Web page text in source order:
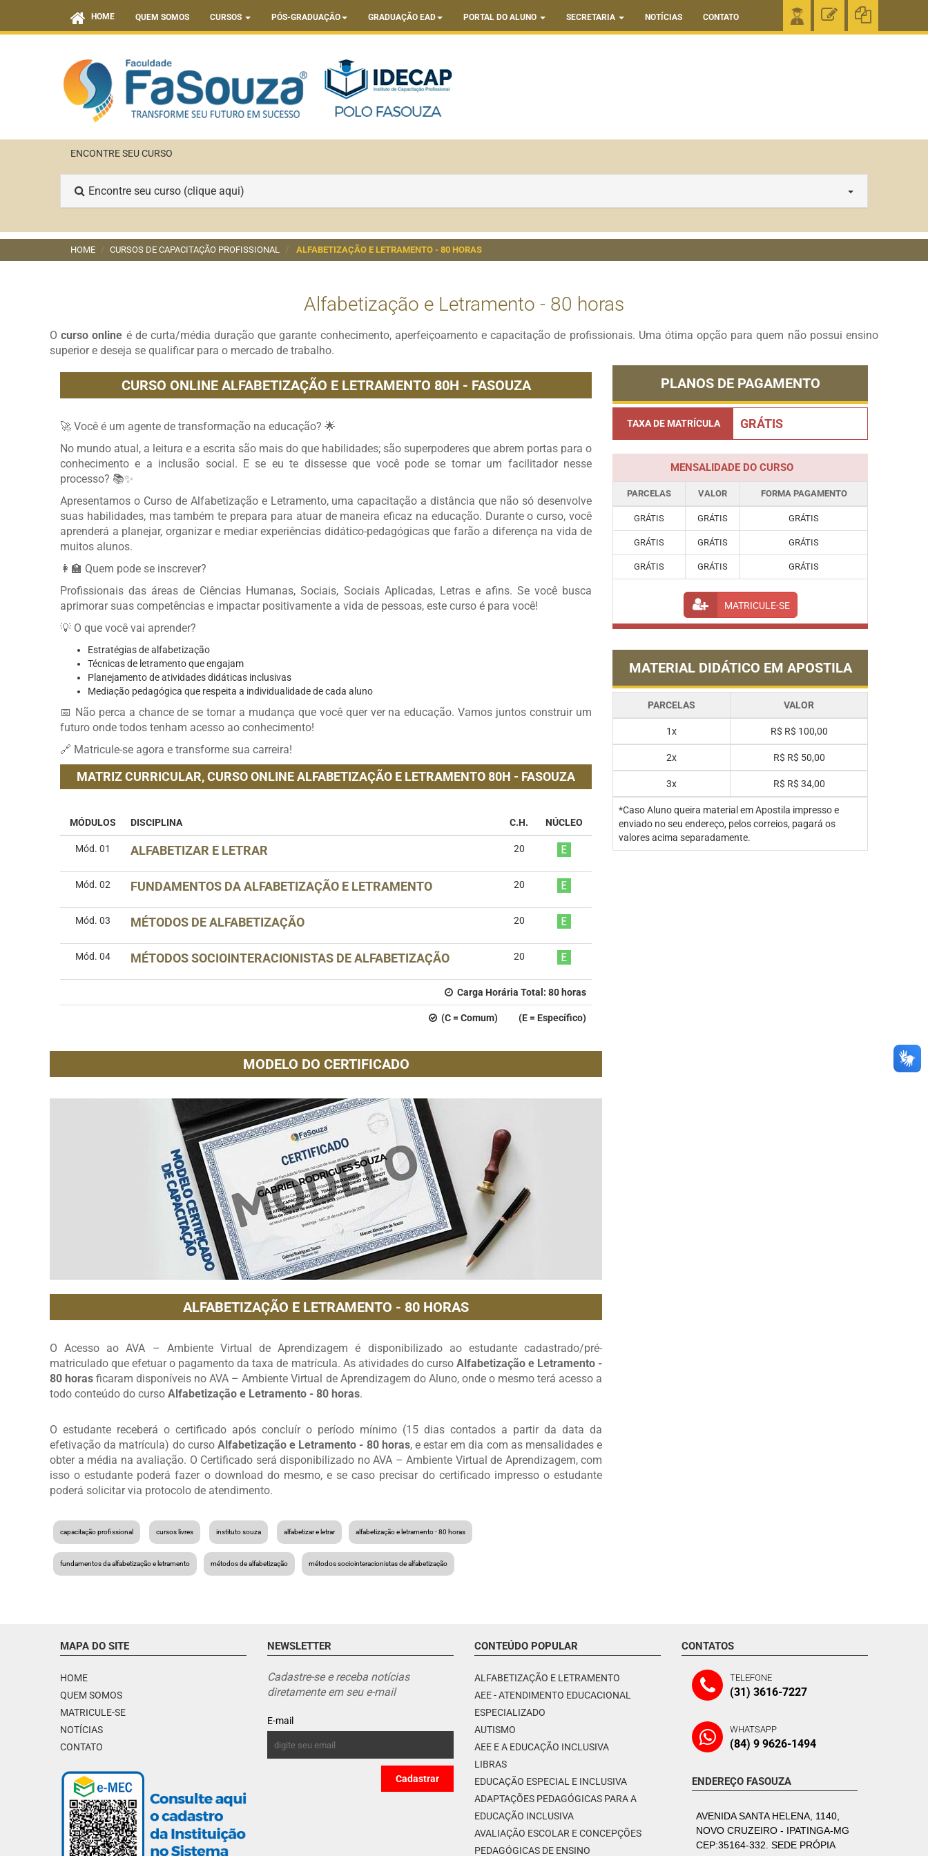
HOME QUEM SOMOS CURSOS PÓS-GRADUAÇÃO GRADUAÇÃO EAD PORTAL DO ALUNO SECRETARIA NOTÍCIAS CONTATO
ENCONTRE SEU CURSO
Encontre seu curso (clique aqui)
HOME CURSOS DE CAPACITAÇÃO PROFISSIONAL ALFABETIZAÇÃO E LETRAMENTO - 80 HORAS
Alfabetização e Letramento - 80 horas
Ocurso online é de curta/média duração que garante conhecimento, aperfeiçoamento e capacitação de profissionais. Uma ótima opção para quem não possui ensino
superior e deseja se qualificar para o mercado de trabalho.
CURSO ONLINE ALFABETIZAÇÃO E LETRAMENTO 80H - FASOUZA
🚀 Você é um agente de transformação na educação? 🌟
No mundo atual, a leitura e a escrita são mais do que habilidades; são superpoderes que abrem portas para o
conhecimento e a inclusão social. E se eu te dissesse que você pode se tornar um facilitador nesse
processo? 📚✨
Apresentamos o Curso de Alfabetização e Letramento, uma capacitação a distância que não só desenvolve
suas habilidades, mas também te prepara para atuar de maneira eficaz na educação. Durante o curso, você
aprenderá a planejar, organizar e mediar experiências didático-pedagógicas que farão a diferença na vida de
muitos alunos.
👩‍🏫 Quem pode se inscrever?
Profissionais das áreas de Ciências Humanas, Sociais, Sociais Aplicadas, Letras e afins. Se você busca
aprimorar suas competências e impactar positivamente a vida de pessoas, este curso é para você!
💡 O que você vai aprender?
Estratégias de alfabetização
Técnicas de letramento que engajam
Planejamento de atividades didáticas inclusivas
Mediação pedagógica que respeita a individualidade de cada aluno
📅 Não perca a chance de se tornar a mudança que você quer ver na educação. Vamos juntos construir um
futuro onde todos tenham acesso ao conhecimento!
🔗 Matricule-se agora e transforme sua carreira!
MATRIZ CURRICULAR,CURSO ONLINE ALFABETIZAÇÃO E LETRAMENTO 80H - FASOUZA
MÓDULOS DISCIPLINA C.H. NÚCLEO
Mód. 01 ALFABETIZAR E LETRAR 20
Mód. 02 FUNDAMENTOS DA ALFABETIZAÇÃO E LETRAMENTO 20
Mód. 03 MÉTODOS DE ALFABETIZAÇÃO 20
Mód. 04 MÉTODOS SOCIOINTERACIONISTAS DE ALFABETIZAÇÃO 20
Carga Horária Total: 80 horas
(C = Comum) (E = Específico)
MODELO DO CERTIFICADO
ALFABETIZAÇÃO E LETRAMENTO - 80 HORAS
O Acesso ao AVA – Ambiente Virtual de Aprendizagem é disponibilizado ao estudante cadastrado/pré-
matriculado que efetuar o pagamento da taxa de matrícula. As atividades do curso Alfabetização e Letramento -
80 horas ficaram disponíveis no AVA – Ambiente Virtual de Aprendizagem do Aluno, onde o mesmo terá acesso a
todo conteúdo do curso Alfabetização e Letramento - 80 horas.
O estudante receberá o certificado após concluír o período mínimo (15 dias contados a partir da data da
efetivação da matrícula) do curso Alfabetização e Letramento - 80 horas, e estar em dia com as mensalidades e
obter a média na avaliação. O Certificado será disponibilizado no AVA – Ambiente Virtual de Aprendizagem, com
isso o estudante poderá fazer o download do mesmo, e se caso precisar do certificado impresso o estudante
poderá solicitar via protocolo de atendimento.
capacitação profissional cursos livres instituto souza alfabetizar e letrar alfabetização e letramento - 80 horas
fundamentos da alfabetização e letramento métodos de alfabetização métodos sociointeracionistas de alfabetização
PLANOS DE PAGAMENTO
TAXA DE MATRÍCULA GRÁTIS
MENSALIDADE DO CURSO
PARCELAS VALOR FORMA PAGAMENTO
GRÁTIS GRÁTIS GRÁTIS
GRÁTIS GRÁTIS GRÁTIS
GRÁTIS GRÁTIS GRÁTIS
MATRICULE-SE
MATERIAL DIDÁTICO EM APOSTILA
PARCELAS VALOR
1x R$ R$ 100,00
2x R$ R$ 50,00
3x R$ R$ 34,00
*Caso Aluno queira material em Apostila impresso e
enviado no seu endereço, pelos correios, pagará os
valores acima separadamente.
MAPA DO SITE
HOME
QUEM SOMOS
MATRICULE-SE
NOTÍCIAS
CONTATO
NEWSLETTER
Cadastre-se e receba notícias
diretamente em seu e-mail
E-mail
CONTEÚDO POPULAR
ALFABETIZAÇÃO E LETRAMENTO
AEE - ATENDIMENTO EDUCACIONAL
ESPECIALIZADO
AUTISMO
AEE E A EDUCAÇÃO INCLUSIVA
LIBRAS
EDUCAÇÃO ESPECIAL E INCLUSIVA
ADAPTAÇÕES PEDAGÓGICAS PARA A
EDUCAÇÃO INCLUSIVA
AVALIAÇÃO ESCOLAR E CONCEPÇÕES
PEDAGÓGICAS DE ENSINO
CONTATOS
TELEFONE
(31) 3616-7227
WHATSAPP
(84) 9 9626-1494
ENDEREÇO FASOUZA
AVENIDA SANTA HELENA, 1140,
NOVO CRUZEIRO - IPATINGA-MG
CEP:35164-332. SEDE PRÓPIA